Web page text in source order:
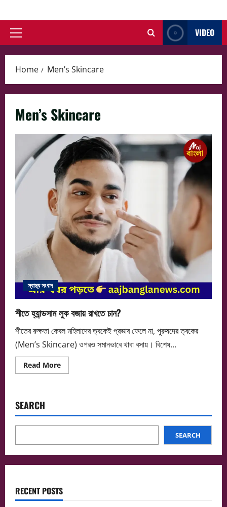
to
contentPrimary
VIDEO
Home Men’s Skincare
Men’s Skincare
স্বাস্থ্য সংবাদ
শীতে হ্যান্ডসাম লুক বজায় রাখতে চান?
শীতের রুক্ষতা কেবল মহিলাদের ত্বকেই প্রভাব ফেলে না, পুরুষদের ত্বকের
(Men’s Skincare) ওপরও সমানভাবে থাবা বসায়। বিশেষ...
Read MoreRead
more
রাখতে
SEARCH
SEARCH
RECENT POSTS